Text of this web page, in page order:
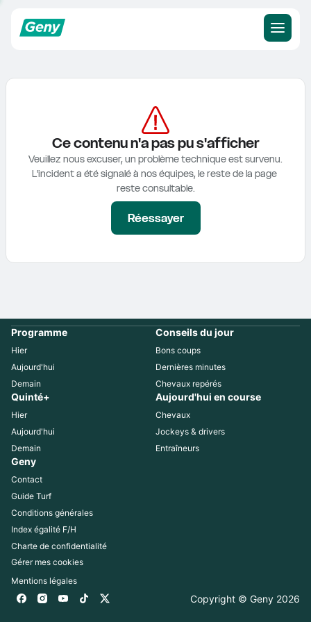
Ce contenu n'a pas pu s'afficher
Veuillez nous excuser, un problème technique est survenu.
L'incident a été signalé à nos équipes, le reste de la page
reste consultable.
Réessayer
Programme
Hier
Aujourd'hui
Demain
Conseils du jour
Bons coups
Dernières minutes
Chevaux repérés
Quinté+
Hier
Aujourd'hui
Demain
Aujourd'hui en course
Chevaux
Jockeys & drivers
Entraîneurs
Geny
Contact
Guide Turf
Conditions générales
Index égalité F/H
Charte de confidentialité
Gérer mes cookies
Mentions légales
Copyright © Geny 2026